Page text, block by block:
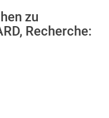
zu
Recherche: